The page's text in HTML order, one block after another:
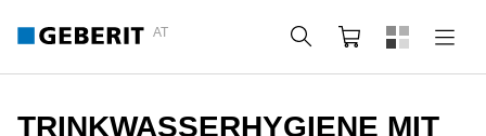
AT Suche Warenkorb
TRINKWASSERHYGIENE MIT